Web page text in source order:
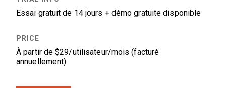
Essai gratuit de 14 jours + démo gratuite disponible
À partir de $29/utilisateur/mois (facturé
annuellement)